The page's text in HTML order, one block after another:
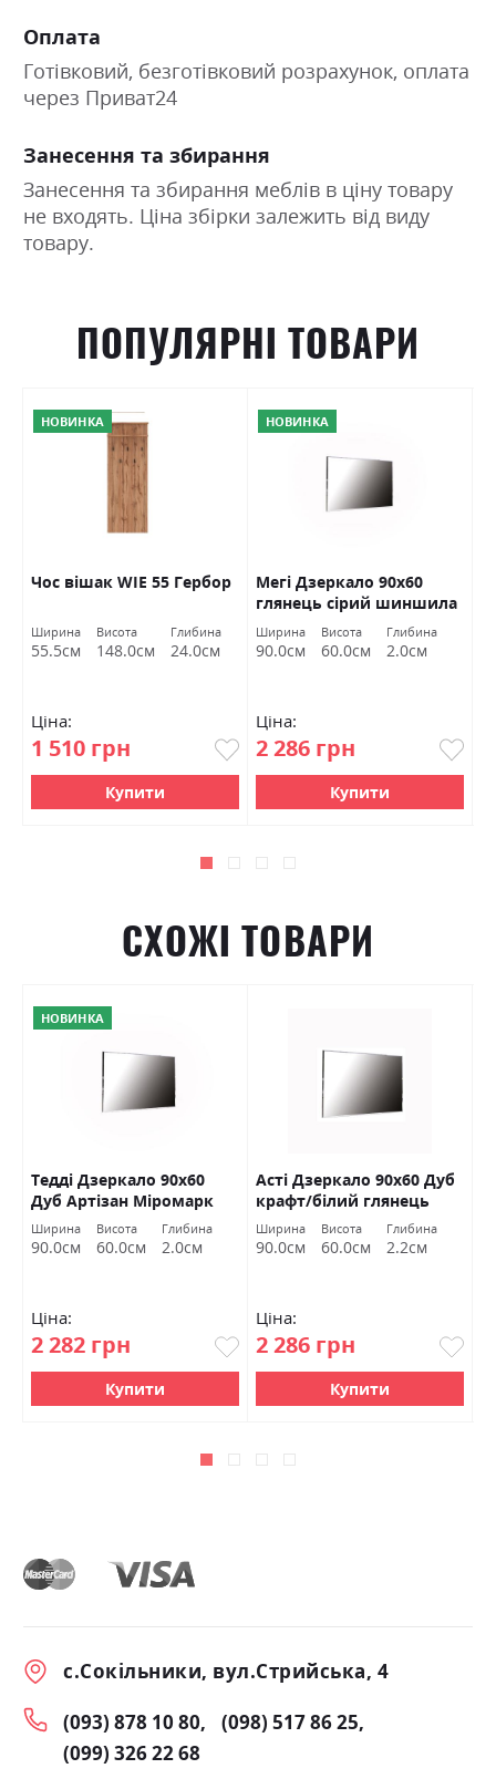
Оплата
Готівковий, безготівковий розрахунок, оплата
через Приват24
Занесення та збирання
Занесення та збирання меблів в ціну товару
не входять. Ціна збірки залежить від виду
товару.
ПОПУЛЯРНІ ТОВАРИ
НОВИНКА
Чос вішак WIE 55 Гербор
Ширина
55.5см
Висота
148.0см
Глибина
24.0см
Ціна:
1 510 грн
Купити
НОВИНКА
Мегі Дзеркало 90х60
глянець сірий шиншила
Міромарк
Ширина
90.0см
Висота
60.0см
Глибина
2.0см
Ціна:
2 286 грн
Купити
СХОЖІ ТОВАРИ
НОВИНКА
Тедді Дзеркало 90х60
Дуб Артізан Міромарк
Ширина
90.0см
Висота
60.0см
Глибина
2.0см
Ціна:
2 282 грн
Купити
Асті Дзеркало 90х60 Дуб
крафт/білий глянець
Міромарк
Ширина
90.0см
Висота
60.0см
Глибина
2.2см
Ціна:
2 286 грн
Купити
с.Сокільники, вул.Стрийська, 4
(093) 878 10 80
(098) 517 86 25
(099) 326 22 68